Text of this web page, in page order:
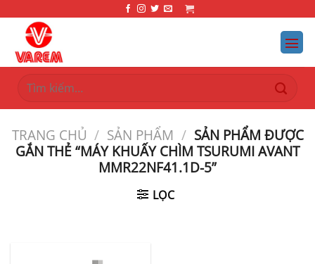
dung
Tìm
kiếm:
TRANG CHỦ / SẢN PHẨM / SẢN PHẨM ĐƯỢC
GẮN THẺ “MÁY KHUẤY CHÌM TSURUMI AVANT
MMR22NF41.1D-5”
LỌC